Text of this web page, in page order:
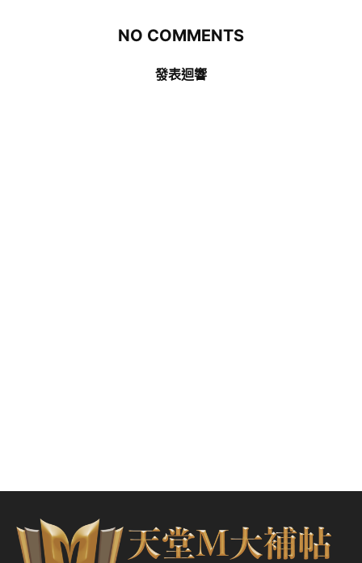
NO COMMENTS
發表迴響